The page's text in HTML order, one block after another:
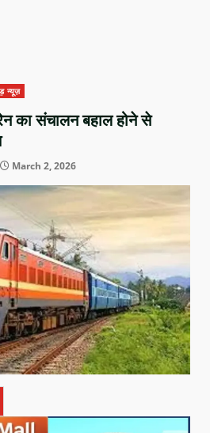
न्यूज़
का संचालन बहाल होने से
March 2, 2026